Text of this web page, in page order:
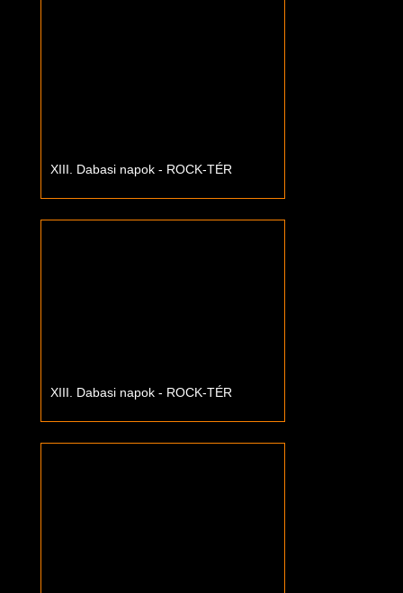
XIII. Dabasi napok - ROCK-TÉR
XIII. Dabasi napok - ROCK-TÉR